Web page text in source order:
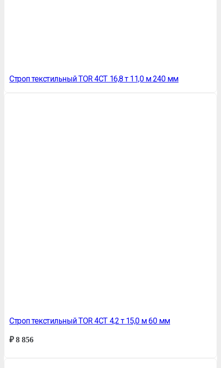
Строп текстильный TOR 4СТ 16,8 т 11,0 м 240 мм
Строп текстильный TOR 4СТ 4,2 т 15,0 м 60 мм
₽8 856